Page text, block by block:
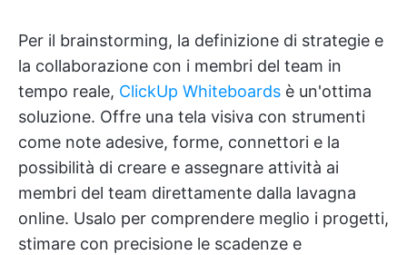
Per il brainstorming, la definizione di strategie e
la collaborazione con i membri del team in
tempo reale, ClickUp Whiteboards è un'ottima
soluzione. Offre una tela visiva con strumenti
come note adesive, forme, connettori e la
possibilità di creare e assegnare attività ai
membri del team direttamente dalla lavagna
online. Usalo per comprendere meglio i progetti,
stimare con precisione le scadenze e